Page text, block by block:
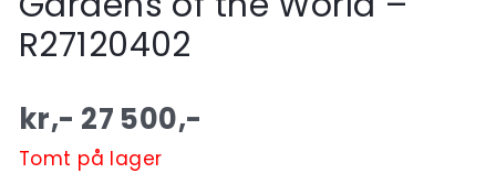
R27120402
kr,- 27 500,-
Tomt på lager